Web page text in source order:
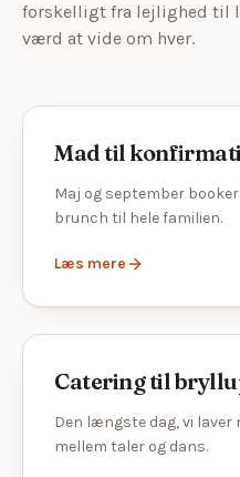
forskelligt fra lejlighed til
værd at vide om hver.
Mad til
Maj og september
brunch til hele familien.
Læs mere
Catering til
Den længste dag, vi laver
mellem taler og dans.